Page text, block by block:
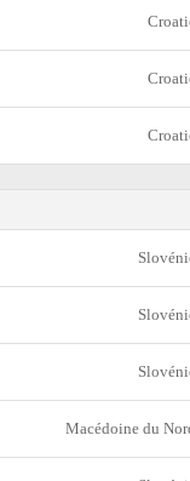
Macédoine du